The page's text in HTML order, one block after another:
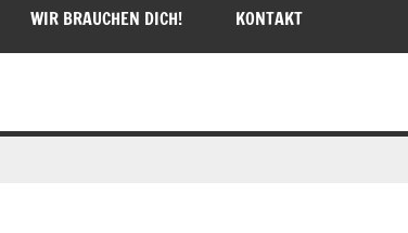
WIR BRAUCHEN DICH! KONTAKT